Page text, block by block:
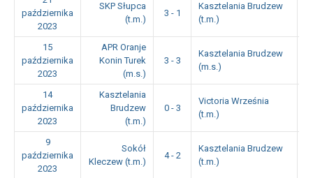
października
2023
SKP Słupca
(t.m.)
3 - 1
Kasztelania Brudzew
(t.m.)
15
października
2023
APR Oranje
Konin Turek
(m.s.)
3 - 3
Kasztelania Brudzew
(m.s.)
14
października
2023
Kasztelania
Brudzew
(t.m.)
0 - 3
Victoria Września
(t.m.)
9
października
2023
Sokół
Kleczew (t.m.)
4 - 2
Kasztelania Brudzew
(t.m.)